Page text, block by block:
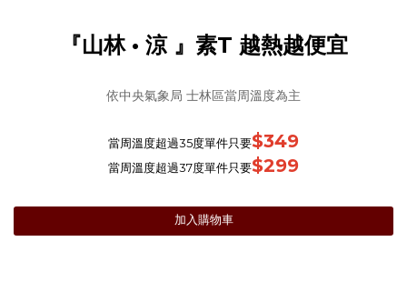
『山林 • 涼 』素T 越熱越便宜
依中央氣象局 士林區當周溫度為主
當周溫度超過35度單件只要$349
當周溫度超過37度單件只要$299
加入購物車